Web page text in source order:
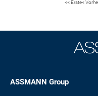
<< Erste<
ASSMANN Group